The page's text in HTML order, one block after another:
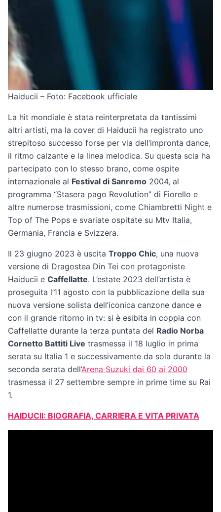
Haiducii – Foto: Facebook ufficiale
La hit mondiale è stata reinterpretata da tantissimi
altri artisti, ma la cover di Haiducii ha registrato uno
strepitoso successo forse per via dell’impronta dance,
il ritmo calzante e la linea melodica. Su questa scia ha
partecipato con lo stesso brano, come ospite
internazionale al Festival di Sanremo 2004, al
programma “Stasera pago Revolution” di Fiorello e
altre numerose trasmissioni, come Chiambretti Night e
Top of The Pops e svariate ospitate su Mtv Italia,
Germania, Francia e Svizzera.
Il 23 giugno 2023 è uscita Troppo Chic, una nuova
versione di Dragostea Din Tei con protagoniste
Haiducii e Caffellatte. L’estate 2023 dell’artista è
proseguita l’11 agosto con la pubblicazione della sua
nuova versione solista dell’iconica canzone dance e
con il grande ritorno in tv: si è esibita in coppia con
Caffellatte durante la terza puntata del Radio Norba
Cornetto Battiti Live trasmessa il 18 luglio in prima
serata su Italia 1 e successivamente da sola durante la
seconda serata dell’Arena Suzuki dai 60 ai 2000
trasmessa il 27 settembre sempre in prime time su Rai
1.
HAIDUCII: BIOGRAFIA, CARRIERA E VITA PRIVATA